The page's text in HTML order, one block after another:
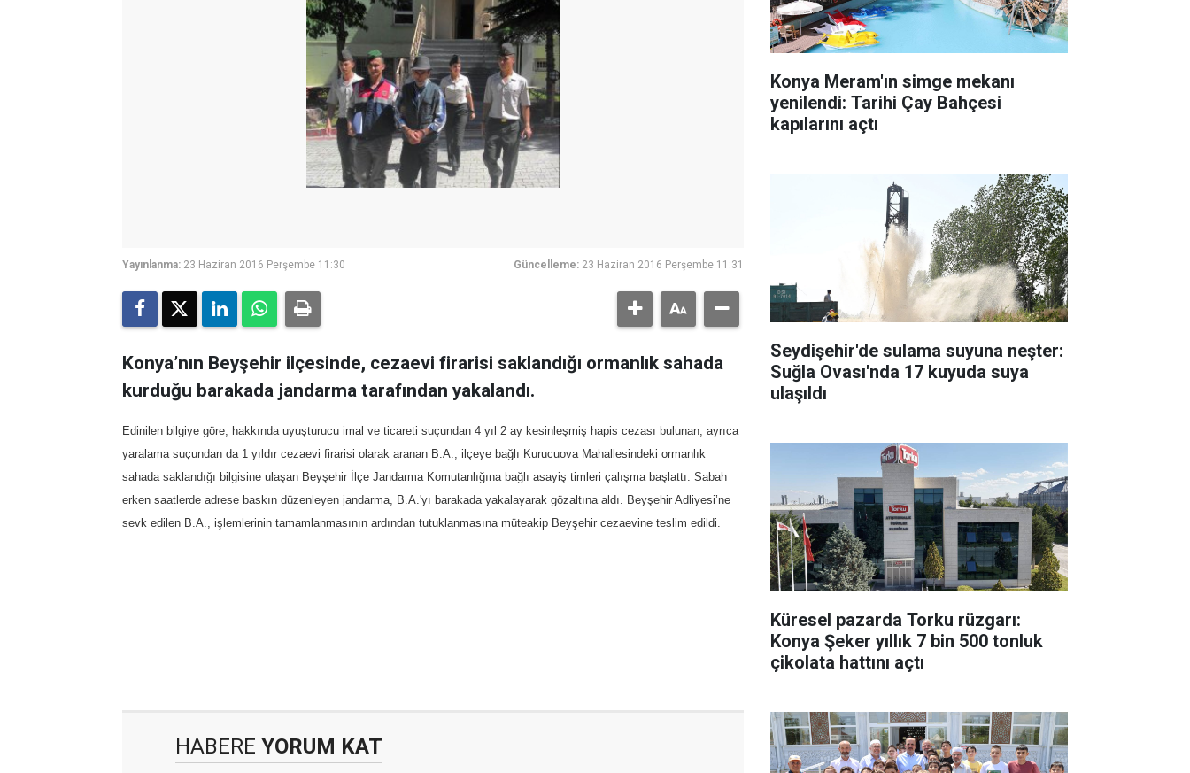
Yayınlanma: 23 Haziran 2016 Perşembe 11:30 Güncelleme: 23 Haziran 2016 Perşembe 11:31
Konya’nın Beyşehir ilçesinde, cezaevi firarisi saklandığı ormanlık sahada
kurduğu barakada jandarma tarafından yakalandı.
Edinilen bilgiye göre, hakkında uyuşturucu imal ve ticareti suçundan 4 yıl 2 ay kesinleşmiş hapis cezası bulunan, ayrıca
yaralama suçundan da 1 yıldır cezaevi firarisi olarak aranan B.A., ilçeye bağlı Kurucuova Mahallesindeki ormanlık
sahada saklandığı bilgisine ulaşan Beyşehir İlçe Jandarma Komutanlığına bağlı asayiş timleri çalışma başlattı. Sabah
erken saatlerde adrese baskın düzenleyen jandarma, B.A.'yı barakada yakalayarak gözaltına aldı. Beyşehir Adliyesi’ne
sevk edilen B.A., işlemlerinin tamamlanmasının ardından tutuklanmasına müteakip Beyşehir cezaevine teslim edildi.
HABERE YORUM KAT
Konya Meram'ın simge mekanı
yenilendi: Tarihi Çay Bahçesi
kapılarını açtı
Seydişehir'de sulama suyuna neşter:
Suğla Ovası'nda 17 kuyuda suya
ulaşıldı
Küresel pazarda Torku rüzgarı:
Konya Şeker yıllık 7 bin 500 tonluk
çikolata hattını açtı